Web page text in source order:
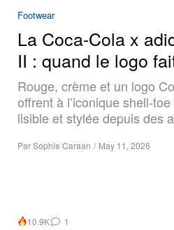
Footwear
La Coca-Cola x
II : quand le logo
Rouge, crème et un logo
offrent à l’iconique shell-
lisible et stylée depuis des
ParSophie Caraan / May 11, 2026
10.9K 1